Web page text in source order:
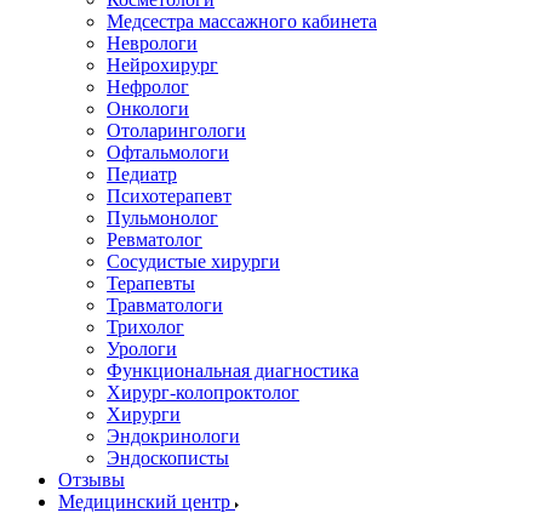
Медсестра массажного кабинета
Неврологи
Нейрохирург
Нефролог
Онкологи
Отоларингологи
Офтальмологи
Педиатр
Психотерапевт
Пульмонолог
Ревматолог
Сосудистые хирурги
Терапевты
Травматологи
Трихолог
Урологи
Функциональная диагностика
Хирург-колопроктолог
Хирурги
Эндокринологи
Эндоскописты
Отзывы
Медицинский центр